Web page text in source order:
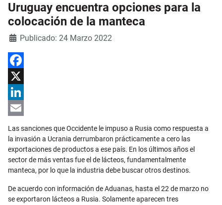
Uruguay encuentra opciones para la
colocación de la manteca
DetallesPublicado: 24 Marzo 2022
Facebook
X
LinkedIn
Las sanciones que Occidente le impuso a Rusia como respuesta a
la invasión a Ucrania derrumbaron prácticamente a cero las
exportaciones de productos a ese país. En los últimos años el
sector de más ventas fue el de lácteos, fundamentalmente
manteca, por lo que la industria debe buscar otros destinos.
De acuerdo con información de Aduanas, hasta el 22 de marzo no
se exportaron lácteos a Rusia. Solamente aparecen tres